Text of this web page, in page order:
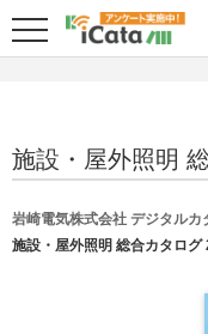
施設・屋外照明
岩崎電気株式会社 デジタルカ
施設・屋外照明 総合カタログ